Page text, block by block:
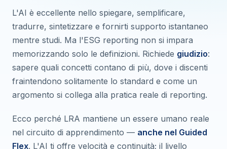
L'AI è eccellente nello spiegare, semplificare,
tradurre, sintetizzare e fornirti supporto istantaneo
mentre studi. Ma l'ESG reporting non si impara
memorizzando solo le definizioni. Richiede giudizio:
sapere quali concetti contano di più, dove i discenti
fraintendono solitamente lo standard e come un
argomento si collega alla pratica reale di reporting.
Ecco perché LRA mantiene un essere umano reale
nel circuito di apprendimento — anche nel Guided
Flex. L'AI ti offre velocità e continuità; il livello